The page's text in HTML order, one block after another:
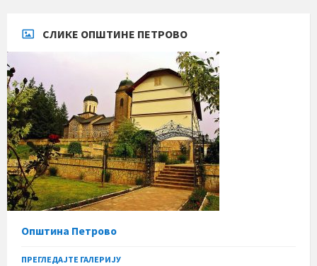
СЛИКЕ ОПШТИНЕ ПЕТРОВО
Општина Петрово
ПРЕГЛЕДАЈТЕ ГАЛЕРИЈУ